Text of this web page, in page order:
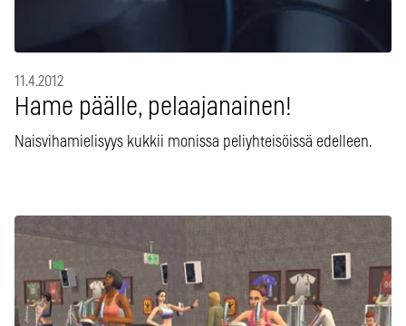
11.4.2012
Hame päälle, pelaajanainen!
Naisvihamielisyys kukkii monissa peliyhteisöissä edelleen.